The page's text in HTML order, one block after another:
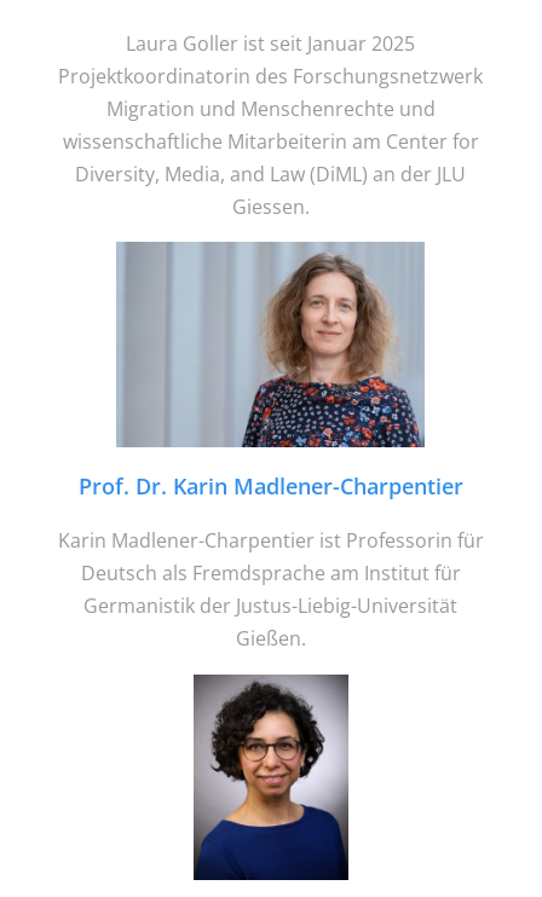
Laura Goller ist seit Januar 2025
Projektkoordinatorin des Forschungsnetzwerk
Migration und Menschenrechte und
wissenschaftliche Mitarbeiterin am Center for
Diversity, Media, and Law (DiML) an der JLU
Giessen.
Prof. Dr. Karin Madlener-Charpentier
Karin Madlener-Charpentier ist Professorin für
Deutsch als Fremdsprache am Institut für
Germanistik der Justus-Liebig-Universität
Gießen.